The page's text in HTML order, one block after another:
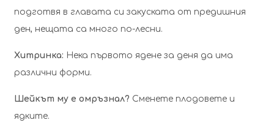
подготвя в главата си закуската от предишния
ден, нещата са много по-лесни.
Хитринка: Нека първото ядене за деня да има
различни форми.
Шейкът му е омръзнал? Сменете плодовете и
ядките.